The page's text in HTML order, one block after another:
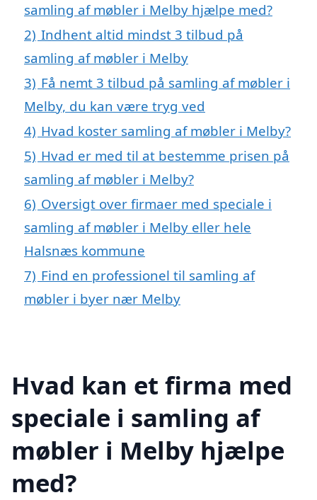
samling af møbler i Melby hjælpe med?
2) Indhent altid mindst 3 tilbud på
samling af møbler i Melby
3) Få nemt 3 tilbud på samling af møbler i
Melby, du kan være tryg ved
4) Hvad koster samling af møbler i Melby?
5) Hvad er med til at bestemme prisen på
samling af møbler i Melby?
6) Oversigt over firmaer med speciale i
samling af møbler i Melby eller hele
Halsnæs kommune
7) Find en professionel til samling af
møbler i byer nær Melby
Hvad kan et firma med
speciale i samling af
møbler i Melby hjælpe
med?